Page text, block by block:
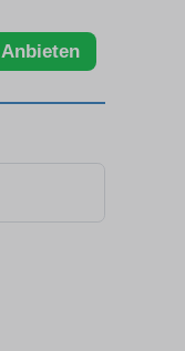
Anbieten